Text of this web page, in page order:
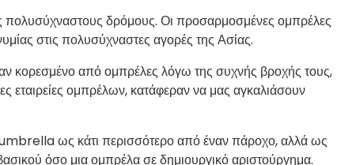
δρόμους. Οι προσαρμοσμένες ομπρέλες
στις πολυσύχναστες αγορές της Ασίας.
κορεσμένο από ομπρέλες λόγω της συχνής βροχής τους,
εταιρείες ομπρέλων, κατάφεραν να μας αγκαλιάσουν
ως κάτι περισσότερο από έναν πάροχο, αλλά ως
όσο μια ομπρέλα σε δημιουργικό αριστούργημα.